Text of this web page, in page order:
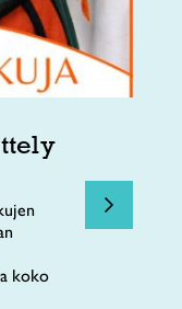
koko